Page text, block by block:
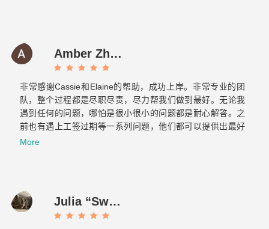
Amber Zhang
非常感谢Cassie和Elaine的帮助，成功上岸。非常专业的团
队，整个过程都是尽职尽责，尽力帮我们做到最好。无论我
遇到任何的问题，哪怕是很小很小的问题都是耐心解答。之
前也有遇上工签过期等一系列问题，他们都可以提供出最好
的方案，提前做好各种应对的准备，绝对是不可多得的好团
More
Julia “Sweet tooth” J